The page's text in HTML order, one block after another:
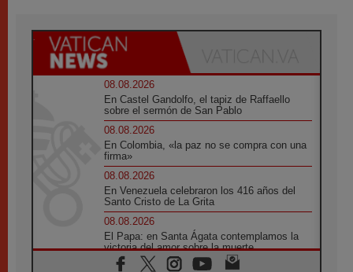
08.08.2026
En Castel Gandolfo, el tapiz de Raffaello
sobre el sermón de San Pablo
08.08.2026
En Colombia, «la paz no se compra con una
firma»
08.08.2026
En Venezuela celebraron los 416 años del
Santo Cristo de La Grita
08.08.2026
El Papa: en Santa Ágata contemplamos la
victoria del amor sobre la muerte
08.08.2026